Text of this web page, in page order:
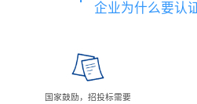
企业为什么要认
国家鼓励，招投标需要